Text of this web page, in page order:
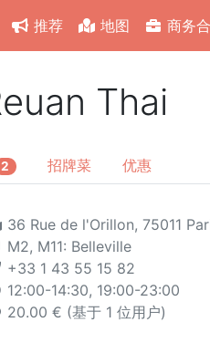
推荐 地图 商务
Thai
2 招牌菜 优惠
36 Rue de l'Orillon, 75011
M2, M11: Belleville
+33 1 43 55 15 82
12:00-14:30, 19:00-23:00
20.00 € (基于 1 位用户)